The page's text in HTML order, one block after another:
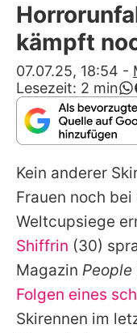
Alle
kämpft
07.07.25, 18:54 -
Lesezeit: 2 min
Kein anderer
Frauen noch
Weltcupsiege
Shiffrin (30)
Magazin People
Folgen eines
Skirennen im